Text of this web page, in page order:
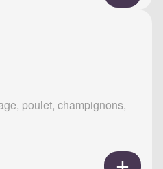
poulet, champignons,